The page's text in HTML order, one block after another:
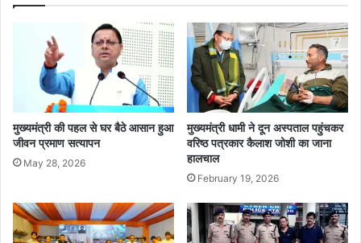
मुख्यमंत्री की पहल से घर बैठे आसान हुआ
जीवन प्रमाण सत्यापन
May 28, 2026
मुख्यमंत्री धामी ने दून अस्पताल पहुंचकर
वरिष्ठ पत्रकार कैलाश जोशी का जाना
हालचाल
February 19, 2026